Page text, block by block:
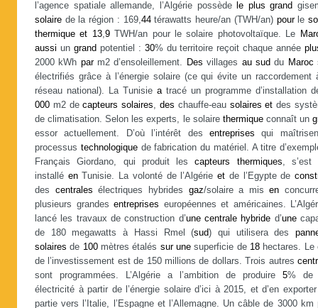
l’agence spatiale allemande, l’Algérie possède
le plus grand
solaire de la région : 169,44térawatts heure/an (TWH/an) pourle
thermique et 13,9TWH/an pour le solaire photovoltaïque. Le
aussi un grand potentiel : 30% du territoire reçoit chaque année
2000 kWh parm2 d’ensoleillement. Des villages au sud du Maroc
électrifiés grâce à l’énergie solaire (ce qui évite un raccordement
réseau national). La Tunisie atracé un programme d’installation
000 m2 decapteurs solaires,des chauffe-eau solaires et des
de climatisation. Selon les experts, le solaire thermiqueconnaît un
essor actuellement. D’où l’intérêt des entreprises qui
processus technologiquede fabrication du matériel. A titre
Français Giordano, qui produit lescapteurs thermiques, s’est
installé enTunisie. La volonté de l’Algérieet de l’Egypte de
des centrales électriques hybrides gaz/solaire a misen
plusieurs grandesentreprises européennes et américaines.
lancé les travaux de construction d’une centrale hybride d’une
de 180 megawatts à Hassi Rmel (sud) qui utilisera des
solaires de 100mètres étalés sur une superficie de 18 hectares. Le
de l’investissement est de 150 millions de dollars. Trois autres
sont programmées. L’Algérie a l’ambition de produire 5%
électricité à partir de l’énergie solaire d’ici à 2015, et d’en
partie vers l’Italie, l’Espagne et l’Allemagne. Un câble de 3000 km